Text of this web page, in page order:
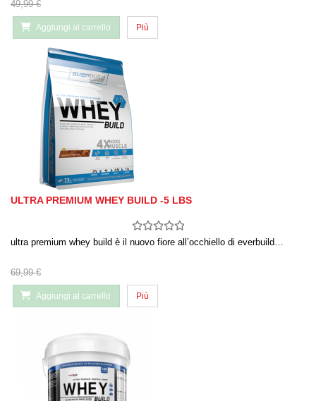
49,99 €
Aggiungi al carrello Più
ULTRA PREMIUM WHEY BUILD -5 LBS
ultra premium whey build è il nuovo fiore all’occhiello di everbuild…
69,99 €
Aggiungi al carrello Più